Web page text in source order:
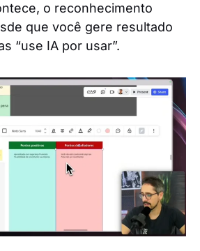
o reconhecimento
que você gere resultado
“use IA por usar”.